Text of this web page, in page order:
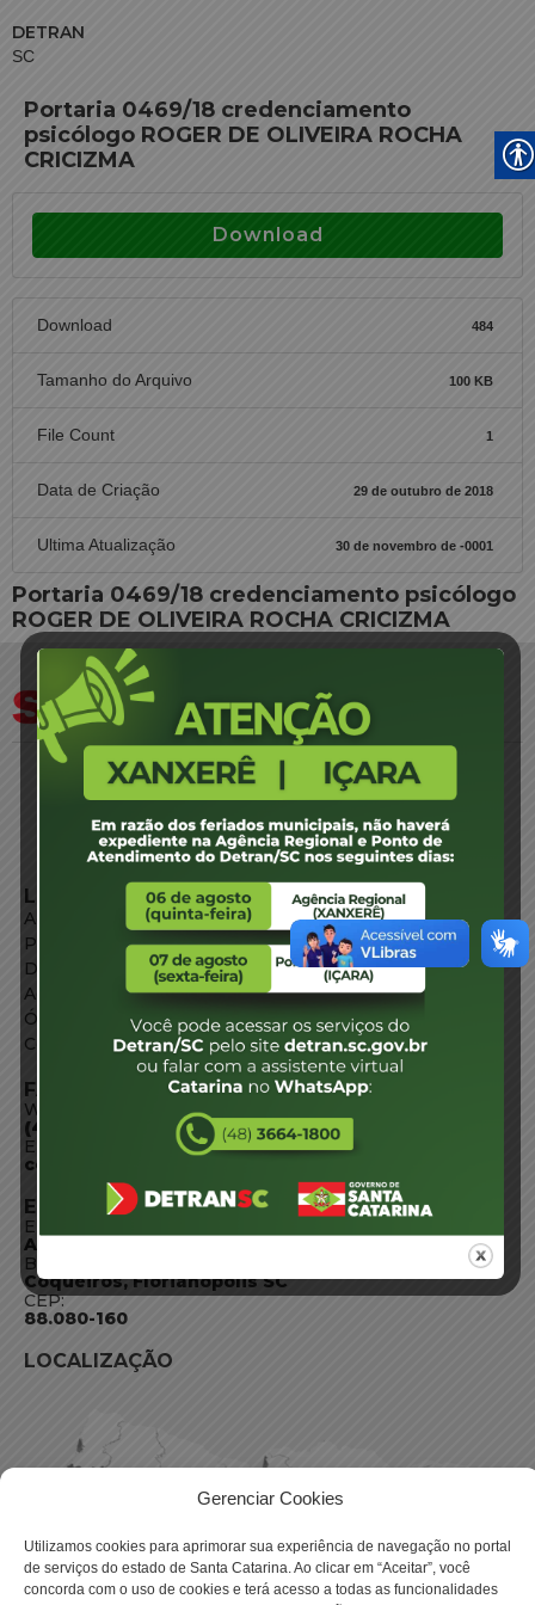
Gerenciar Cookies
Utilizamos cookies para aprimorar sua experiência de navegação no portal
de serviços do estado de Santa Catarina. Ao clicar em “Aceitar”, você
concorda com o uso de cookies e terá acesso a todas as funcionalidades
DETRAN
SC
Portaria 0469/18 credenciamento
psicólogo ROGER DE OLIVEIRA ROCHA
CRICIZMA
Download
Download 484
Tamanho do Arquivo 100 KB
File Count 1
Data de Criação 29 de outubro de 2018
Ultima Atualização 30 de novembro de -0001
Portaria 0469/18 credenciamento psicólogo
ROGER DE OLIVEIRA ROCHA CRICIZMA
LINKS EXTERNOS
Agência de Notícias
Portal de Serviços
Diário Oficial
Acesso à Informação
Órgãos do Governo
Conheça SC
FALE CONOSCO
WhatsApp:
(48) 3664-1800
E-mail:
centraldeinformacoes@detran.sc.gov.br
ENDEREÇO
Endereço:
Av. Almirante Tamandaré - 480
Bairro:
Coqueiros, Florianópolis SC
CEP:
88.080-160
LOCALIZAÇÃO